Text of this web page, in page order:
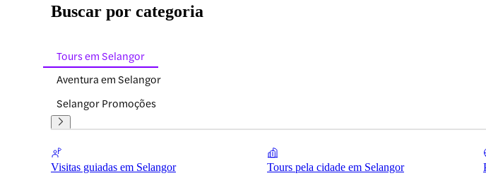
Buscar por categoria
Tours em Selangor
Aventura em Selangor
Selangor Promoções
Visitas guiadas em Selangor Tours pela cidade em Selangor